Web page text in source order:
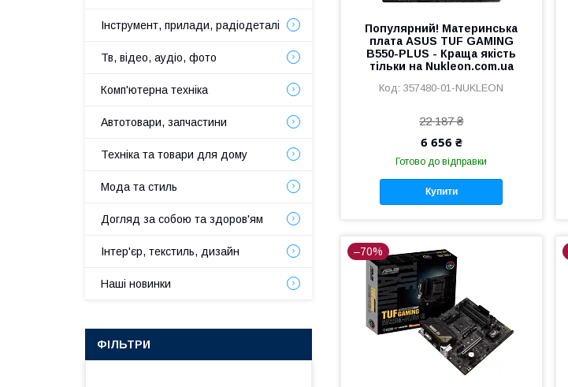
Популярний! Материнська
плата ASUS TUF GAMING
B550-PLUS - Краща якість
тільки на Nukleon.com.ua
357480-01-NUKLEON
22 187 ₴
6 656 ₴
Готово до відправки
Купити
–70%
Інструмент, прилади, радіодеталі
Тв, відео, аудіо, фото
Комп'ютерна техніка
Автотовари, запчастини
Техніка та товари для дому
Мода та стиль
Догляд за собою та здоров'ям
Інтер'єр, текстиль, дизайн
Наші новинки
ФІЛЬТРИ